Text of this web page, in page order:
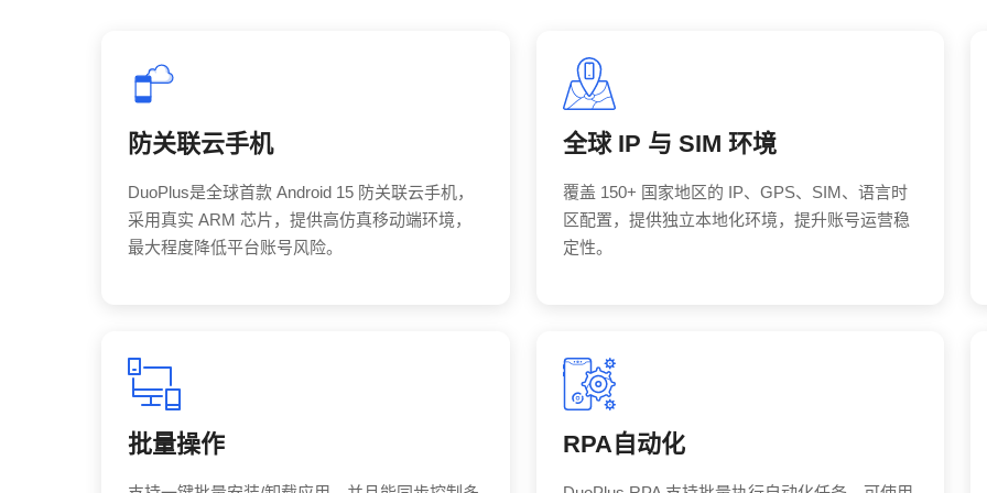
防关联云手机
DuoPlus是全球首款 Android 15 防关联云手机，
采用真实 ARM 芯片，提供高仿真移动端环境，
最大程度降低平台账号风险。
全球 IP 与 SIM 环境
覆盖 150+ 国家地区的 IP、GPS、SIM、语言时
区配置，提供独立本地化环境，提升账号运营稳
定性。
批量操作 RPA自动化